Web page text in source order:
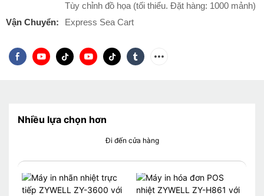
Tùy chỉnh đồ họa (tối thiểu. Đặt hàng: 1000 mảnh)
Vận Chuyển:
Express Sea Cart
Nhiều lựa chọn hơn
Đi đến cửa hàng